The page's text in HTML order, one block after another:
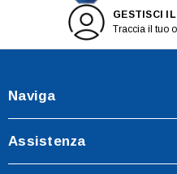
GESTISCI
Traccia il tuo
Naviga
Assistenza